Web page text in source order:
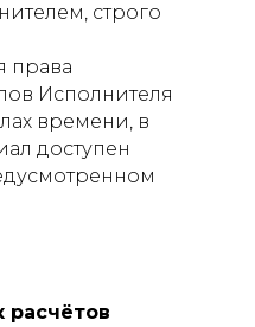
строго
права
Исполнителя
времени, в
доступен
расчётов